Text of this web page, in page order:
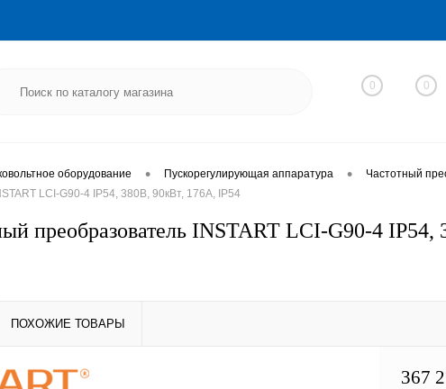
0 0
оборудование • Пускорегулирующая аппаратура • Частотный
LCI-G90-4 IP54, 380В, 90кВт, 176А, IP54
преобразователь INSTART LCI-G90-4 IP54,
ПОХОЖИЕ ТОВАРЫ
367